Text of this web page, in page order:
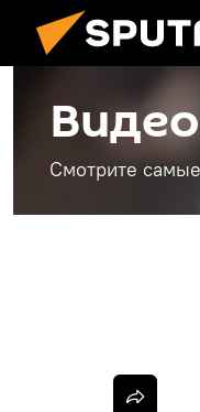
Видео
Смотрите